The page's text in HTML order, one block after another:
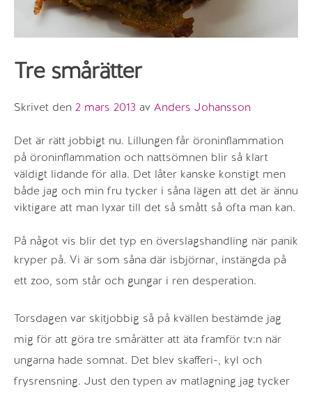
Tre smårätter
Skrivet den 2 mars 2013 av Anders Johansson
Det är rätt jobbigt nu. Lillungen får öroninflammation
på öroninflammation och nattsömnen blir så klart
väldigt lidande för alla. Det låter kanske konstigt men
både jag och min fru tycker i såna lägen att det är ännu
viktigare att man lyxar till det så smått så ofta man kan.
På något vis blir det typ en överslagshandling när panik
kryper på. Vi är som såna där isbjörnar, instängda på
ett zoo, som står och gungar i ren desperation.
Torsdagen var skitjobbig så på kvällen bestämde jag
mig för att göra tre smårätter att äta framför tv:n när
ungarna hade somnat. Det blev skafferi-, kyl och
frysrensning. Just den typen av matlagning jag tycker